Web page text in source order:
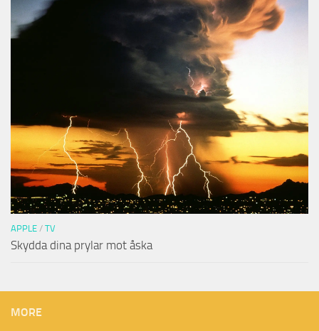
APPLE / TV
Skydda dina prylar mot åska
MORE